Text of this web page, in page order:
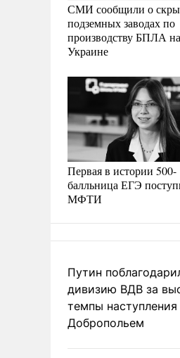
СМИ сообщили о
подземных заводах по
производству БПЛА на
Украине
Первая в истории 500-
балльница ЕГЭ
МФТИ
Путин
дивизию ВДВ за
темпы
Добропольем